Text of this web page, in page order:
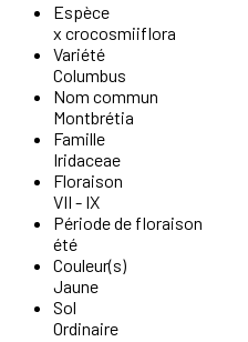
Espèce
x crocosmiiflora
Variété
Columbus
Nom commun
Montbrétia
Famille
Iridaceae
Floraison
VII - IX
Période de floraison
été
Couleur(s)
Jaune
Sol
Ordinaire